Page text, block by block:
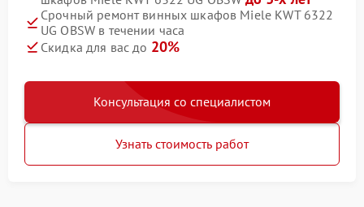
Срочный ремонт винных шкафов Miele KWT 6322
UG OBSW в течении часа
Скидка для вас до 20%
Консультация со специалистом
Узнать стоимость работ